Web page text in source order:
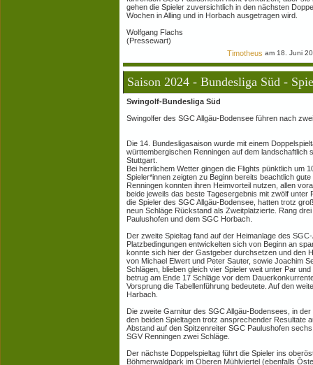
gehen die Spieler zuversichtlich in den nächsten
Wochen in Alling und in Horbach ausgetragen wird.
Wolfgang Flachs
(Pressewart)
Timotheus am 18. Juni
Saison 2024 - Bundesliga Süd -
Swingolf-Bundesliga Süd
Swingolfer des SGC Allgäu-Bodensee führen nach
Die 14. Bundesligasaison wurde mit einem
württembergischen Renningen auf dem landschaftlich
Stuttgart.
Bei herrlichem Wetter gingen die Flights pünktlich um
Spieler*innen zeigten zu Beginn bereits beachtlich
Renningen konnten ihren Heimvorteil nutzen, allen
beide jeweils das beste Tagesergebnis mit zwölf unter
die Spieler des SGC Allgäu-Bodensee, hatten trotz
neun Schläge Rückstand als Zweitplatzierte. Rang
Paulushofen und dem SGC Horbach.
Der zweite Spieltag fand auf der Heimanlage des
Platzbedingungen entwickelten sich von Beginn an
konnte sich hier der Gastgeber durchsetzen und den
von Michael Elwert und Peter Sauter, sowie Joachim
Schlägen, blieben gleich vier Spieler weit unter Par
betrug am Ende 17 Schläge vor dem
Vorsprung die Tabellenführung bedeutete. Auf den
Harbach.
Die zweite Garnitur des SGC Allgäu-Bodensees, in
den beiden Spieltagen trotz ansprechender Resultate
Abstand auf den Spitzenreiter SGC Paulushofen
SGV Renningen zwei Schläge.
Der nächste Doppelspieltag führt die Spieler ins
Böhmerwaldpark im Oberen Mühlviertel (ebenfalls